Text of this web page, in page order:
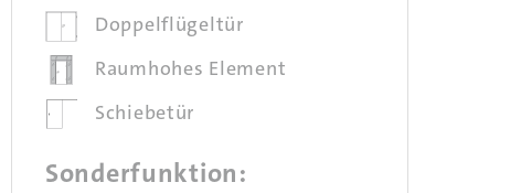
Doppelflügeltür
Raumhohes Element
Schiebetür
Sonderfunktion: